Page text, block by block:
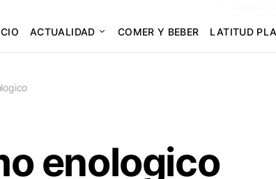
ACTUALIDAD COMER Y BEBER LATITUD
enologico